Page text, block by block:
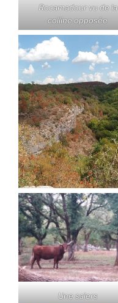
Rocamadour vu de la
colline opposée
Une salers